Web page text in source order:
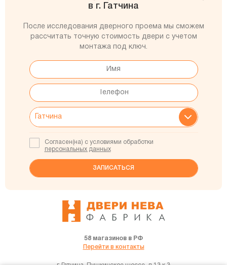
в г. Гатчина
После исследования дверного проема мы сможем
рассчитать точную стоимость двери с учетом
монтажа под ключ.
Согласен(на) с условиями обработки
персональных данных
58 магазинов в РФ
Перейти в контакты